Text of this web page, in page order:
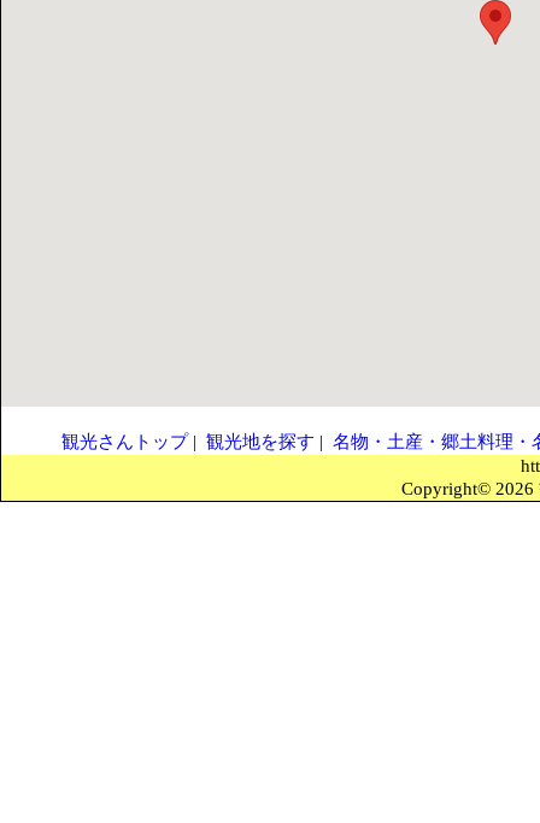
観光さんトップ| 観光地を探す | 名物・土産・郷土料理・
Copyright© 2026